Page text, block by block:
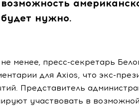
возможность
будет нужно.
не менее, пресс-секретарь
для Axios, что экс-
Представитель
участвовать в